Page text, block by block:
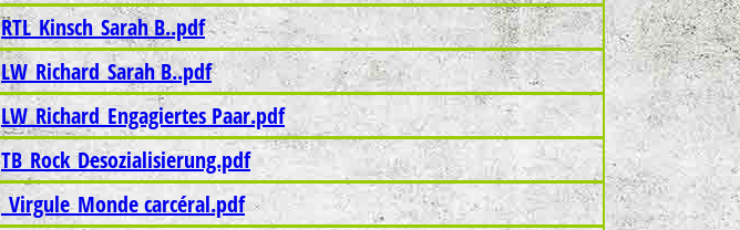
RTL_Kinsch_Sarah B..pdf
LW_Richard_Sarah B..pdf
LW_Richard_Engagiertes Paar.pdf
TB_Rock_Desozialisierung.pdf
_Virgule_Monde carcéral.pdf